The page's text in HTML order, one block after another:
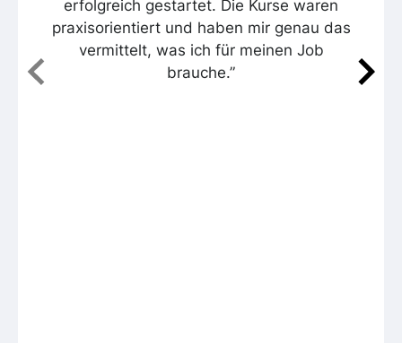
erfolgreich gestartet. Die Kurse waren
praxisorientiert und haben mir genau das
vermittelt, was ich für meinen Job
brauche.”